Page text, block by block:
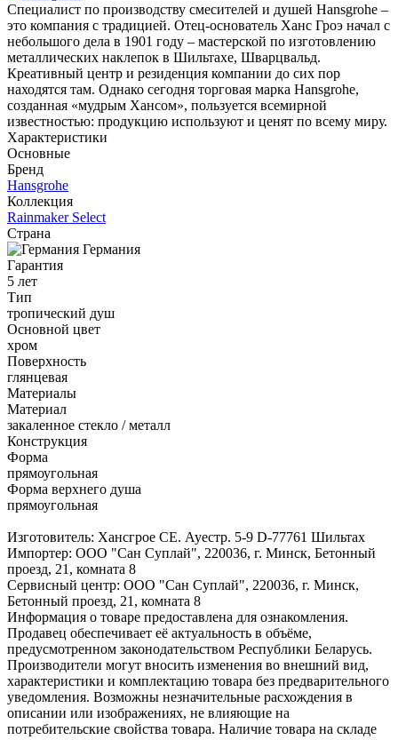
Специалист по производству смесителей и душей Hansgrohe –
это компания с традицией. Отец-основатель Ханс Гроэ начал с
небольшого дела в 1901 году – мастерской по изготовлению
металлических наклепок в Шильтахе, Шварцвальд.
Креативный центр и резиденция компании до сих пор
находятся там. Однако сегодня торговая марка Hansgrohe,
созданная «мудрым Хансом», пользуется всемирной
известностью: продукцию используют и ценят по всему миру.
Характеристики
Основные
Бренд
Hansgrohe
Коллекция
Rainmaker Select
Страна
Германия
Гарантия
5 лет
Тип
тропический душ
Основной цвет
хром
Поверхность
глянцевая
Материалы
Материал
закаленное стекло / металл
Конструкция
Форма
прямоугольная
Форма верхнего душа
прямоугольная
Изготовитель: Хансгрое СЕ. Ауестр. 5-9 D-77761 Шильтах
Импортер: ООО "Сан Суплай", 220036, г. Минск, Бетонный
проезд, 21, комната 8
Сервисный центр: ООО "Сан Суплай", 220036, г. Минск,
Бетонный проезд, 21, комната 8
Информация о товаре предоставлена для ознакомления.
Продавец обеспечивает её актуальность в объёме,
предусмотренном законодательством Республики Беларусь.
Производители могут вносить изменения во внешний вид,
характеристики и комплектацию товара без предварительного
уведомления. Возможны незначительные расхождения в
описании или изображениях, не влияющие на
потребительские свойства товара. Наличие товара на складе